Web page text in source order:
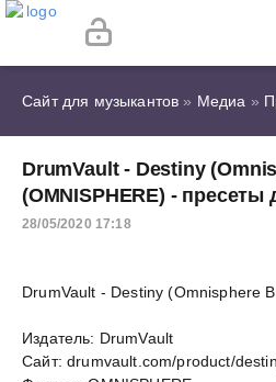
Сайт для музыкантов » Медиа »
DrumVault - Destiny
(OMNISPHERE) - пресеты
28/05/2020 17:18
DrumVault - Destiny (Omnisphere
Издатель: DrumVault
Сайт: drumvault.com/product/